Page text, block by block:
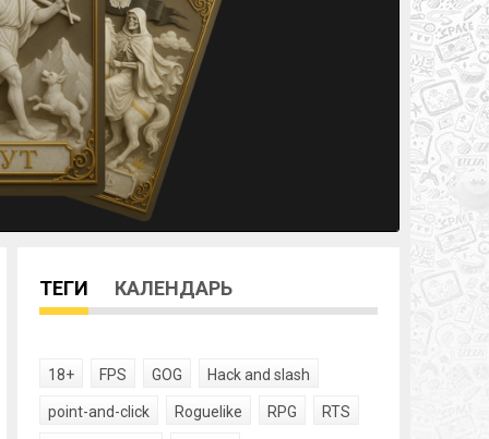
ТЕГИ КАЛЕНДАРЬ
18+ FPS GOG Hack and slash
point-and-click Roguelike RPG RTS